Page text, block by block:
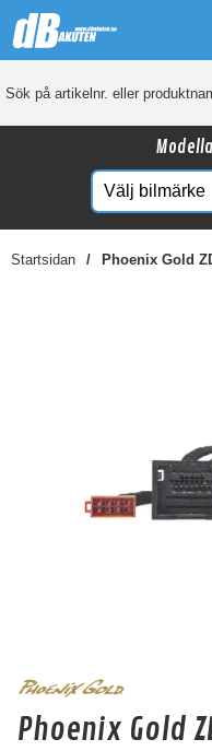
Startsidan Phoenix Gold
Emphaser ESP-GR4
1 par högtalargaller för EMPHASER 10 cm komponent och
Phoenix Gold